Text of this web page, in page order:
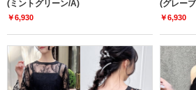
(ミントグリーン/A)
￥6,930
(グレー
￥6,930